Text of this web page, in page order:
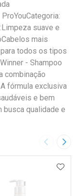
suave e
mais
todos os tipos
- Shampoo
combinação
fórmula exclusiva
e bem
busca qualidade e
Imagem
FAVORITOS